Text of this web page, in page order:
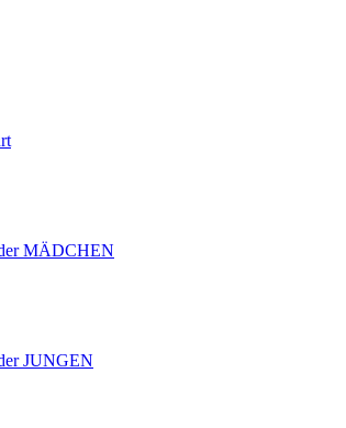
MÄDCHEN
JUNGEN